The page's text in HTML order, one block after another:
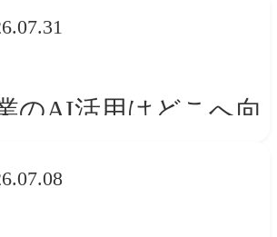
のAI活用はどこへ向
見る「人間中心」へ